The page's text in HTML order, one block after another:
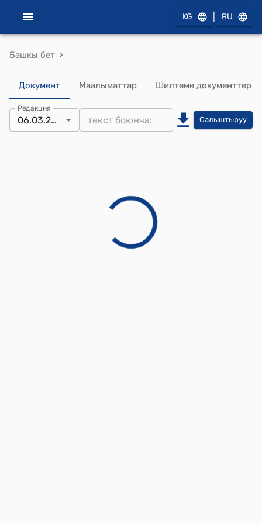
KG RU
Башкы бет ›
Документ Маалыматтар Шилтеме документтер
Редакция
06.03.2026 Салыштыруу